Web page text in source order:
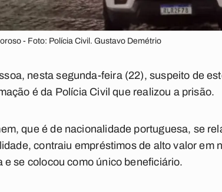
- Foto: Polícia Civil. Gustavo Demétrio
nesta segunda-feira (22), suspeito de
é da Polícia Civil que realizou a prisão.
que é de nacionalidade portuguesa, se
contraiu empréstimos de alto valor em
se colocou como único beneficiário.